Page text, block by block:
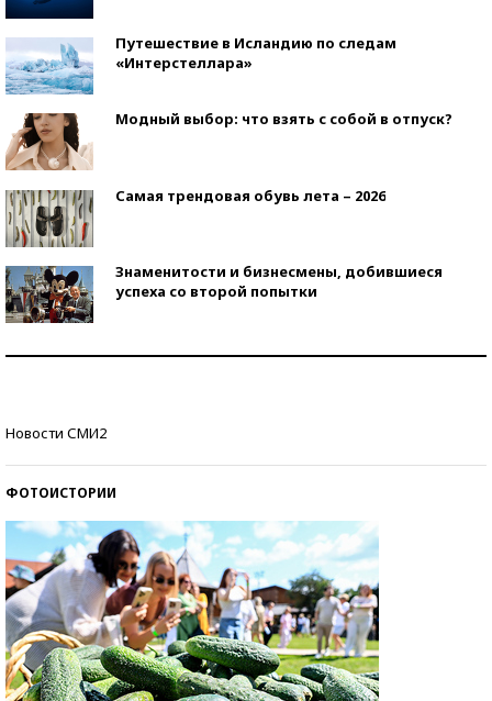
Путешествие в Исландию по следам
«Интерстеллара»
Модный выбор: что взять с собой в отпуск?
Самая трендовая обувь лета – 2026
Знаменитости и бизнесмены, добившиеся
успеха со второй попытки
Новости СМИ2
ФОТОИСТОРИИ